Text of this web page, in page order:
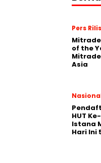
Pers Rilis
Mitrade
of the
Asia
HUT
Istana
Hari Ini